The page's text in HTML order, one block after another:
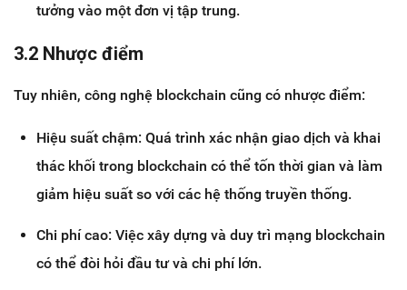
tưởng vào một đơn vị tập trung.
3.2 Nhược điểm
Tuy nhiên, công nghệ blockchain cũng có nhược điểm:
Hiệu suất chậm: Quá trình xác nhận giao dịch và khai
thác khối trong blockchain có thể tốn thời gian và làm
giảm hiệu suất so với các hệ thống truyền thống.
Chi phí cao: Việc xây dựng và duy trì mạng blockchain
có thể đòi hỏi đầu tư và chi phí lớn.